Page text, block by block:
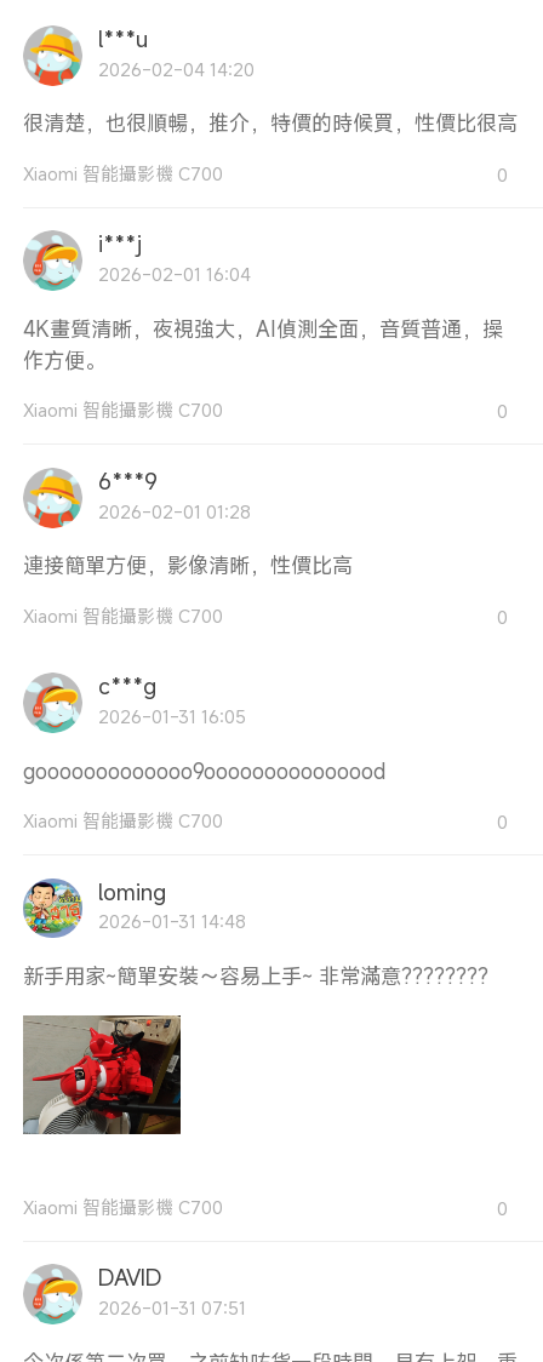
l***u
2026-02-04 14:20
很清楚，也很順暢，推介，特價的時候買，性價比很高
Xiaomi 智能攝影機 C700 0
i***j
2026-02-01 16:04
4K畫質清晰，夜視強大，AI偵測全面，音質普通，操
作方便。
Xiaomi 智能攝影機 C700 0
6***9
2026-02-01 01:28
連接簡單方便，影像清晰，性價比高
Xiaomi 智能攝影機 C700 0
c***g
2026-01-31 16:05
gooooooooooooo9ooooooooooooood
Xiaomi 智能攝影機 C700 0
loming
2026-01-31 14:48
新手用家~簡單安裝～容易上手~ 非常滿意????????
Xiaomi 智能攝影機 C700 0
DAVID
2026-01-31 07:51